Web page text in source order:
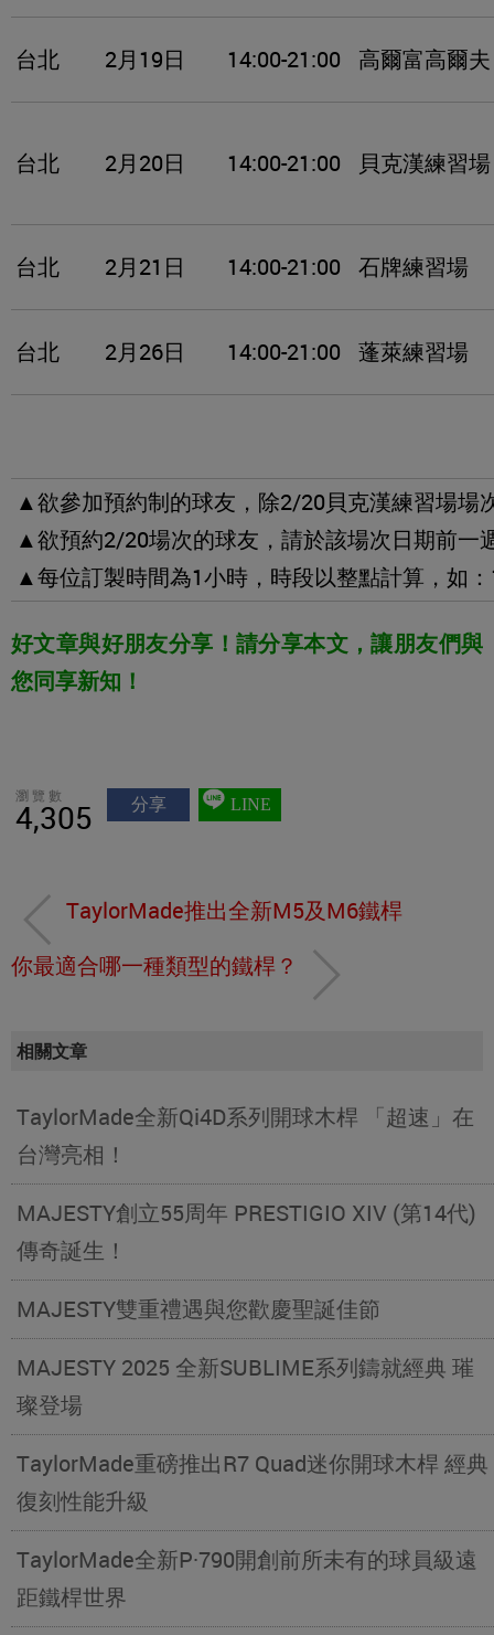
台北 2月19日 14:00-21:00 高爾富高爾夫
台北 2月20日 14:00-21:00 貝克漢練習場
台北 2月21日 14:00-21:00 石牌練習場
台北 2月26日 14:00-21:00 蓬萊練習場
▲欲參加預約制的球友，除2/20貝克漢練習場場
▲欲預約2/20場次的球友，請於該場次日期前一
▲每位訂製時間為1小時，時段以整點計算，如
好文章與好朋友分享！請分享本文，讓朋友們與
您同享新知！
瀏覽數
4,305 分享 LINE
TaylorMade推出全新M5及M6鐵桿
你最適合哪一種類型的鐵桿？
相關文章
TaylorMade全新Qi4D系列開球木桿 「超速」在
台灣亮相！
MAJESTY創立55周年 PRESTIGIO XIV (第14代)
傳奇誕生！
MAJESTY雙重禮遇與您歡慶聖誕佳節
MAJESTY 2025 全新SUBLIME系列鑄就經典 璀
璨登場
TaylorMade重磅推出R7 Quad迷你開球木桿 經典
復刻性能升級
TaylorMade全新P·790開創前所未有的球員級遠
距鐵桿世界